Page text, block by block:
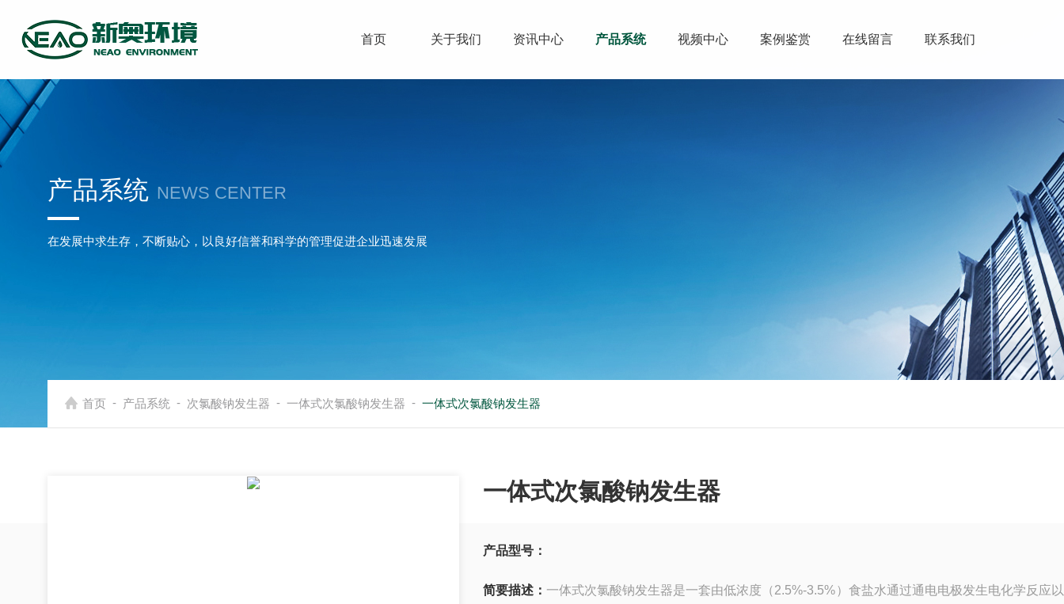
首页 关于我们 资讯中心 产品系统 视频中心 案例鉴赏 在线留言 联系我们
产品系统 NEWS CENTER
在发展中求生存，不断贴心，以良好信誉和科学的管理促进企业迅速发展
首页 - 产品系统 - 次氯酸钠发生器 - 一体式次氯酸钠发生器 - 一体式次氯酸钠发生器
一体式次氯酸钠发生器
产品型号：
简要描述： 一体式次氯酸钠发生器是一套由低浓度（2.5%-3.5%）食盐水通过通电电极发生电化学反应